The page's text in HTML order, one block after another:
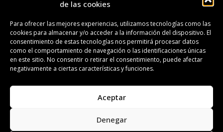
de las cookies
Para ofrecer las mejores experiencias, utilizamos tecnologías como las
cookies para almacenar y/o acceder a la información del dispositivo. El
consentimiento de estas tecnologías nos permitirá procesar datos
como el comportamiento de navegación o las identificaciones únicas
en este sitio. No consentir o retirar el consentimiento, puede afectar
negativamente a ciertas características y funciones.
Aceptar
Denegar
¡SUSCRÍBETE A NUESTRA FASHION NEWS!
CONTACTO REDACCIÓN PUBLICIDAD
ISSN 2385-4839 DL B 27443-2014
Todos los derechos reservados. Copyright 2008-2024.